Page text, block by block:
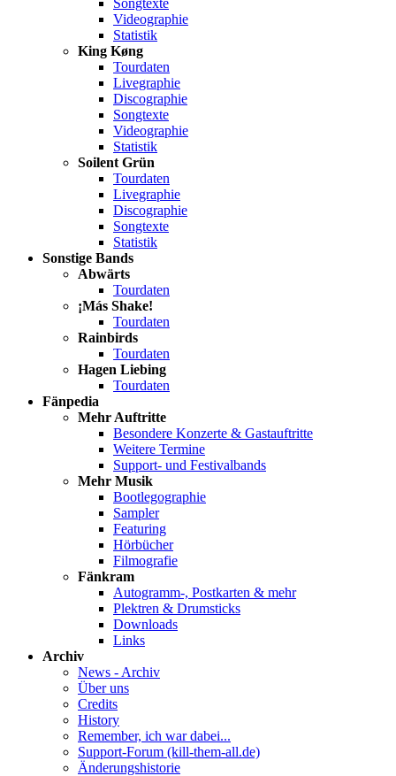
Songtexte
Videographie
Statistik
King Køng
Tourdaten
Livegraphie
Discographie
Songtexte
Videographie
Statistik
Soilent Grün
Tourdaten
Livegraphie
Discographie
Songtexte
Statistik
Sonstige Bands
Abwärts
Tourdaten
¡Más Shake!
Tourdaten
Rainbirds
Tourdaten
Hagen Liebing
Tourdaten
Fänpedia
Mehr Auftritte
Besondere Konzerte & Gastauftritte
Weitere Termine
Support- und Festivalbands
Mehr Musik
Bootlegographie
Sampler
Featuring
Hörbücher
Filmografie
Fänkram
Autogramm-, Postkarten & mehr
Plektren & Drumsticks
Downloads
Links
Archiv
News - Archiv
Über uns
Credits
History
Remember, ich war dabei...
Support-Forum (kill-them-all.de)
Änderungshistorie